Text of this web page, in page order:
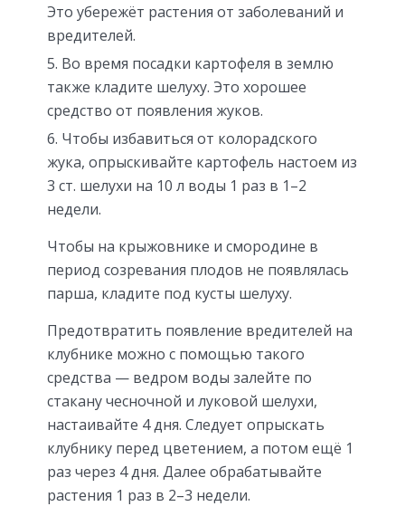
Это убережёт растения от заболеваний и
вредителей.
Во время посадки картофеля в землю
также кладите шелуху. Это хорошее
средство от появления жуков.
Чтобы избавиться от колорадского
жука, опрыскивайте картофель настоем из
3 ст. шелухи на 10 л воды 1 раз в 1–2
недели.
Чтобы на крыжовнике и смородине в
период созревания плодов не появлялась
парша, кладите под кусты шелуху.
Предотвратить появление вредителей на
клубнике можно с помощью такого
средства — ведром воды залейте по
стакану чесночной и луковой шелухи,
настаивайте 4 дня. Следует опрыскать
клубнику перед цветением, а потом ещё 1
раз через 4 дня. Далее обрабатывайте
растения 1 раз в 2–3 недели.